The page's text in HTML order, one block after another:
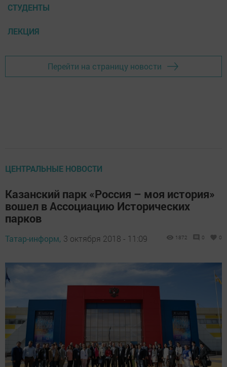
СТУДЕНТЫ
ЛЕКЦИЯ
Перейти на страницу новости
ЦЕНТРАЛЬНЫЕ НОВОСТИ
Казанский парк «Россия – моя история»
вошел в Ассоциацию Исторических
парков
Татар-информ, 3 октября 2018 - 11:09 1872 0 0